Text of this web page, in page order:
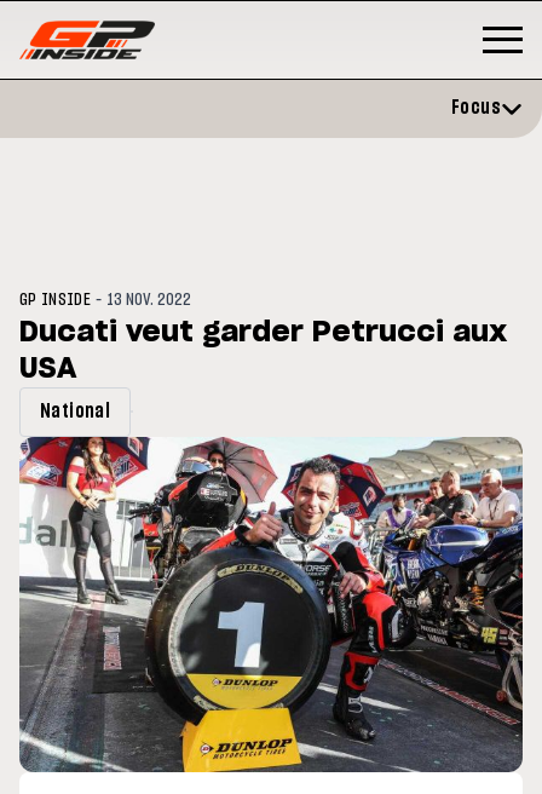
droite à Madrid
Focus
GP INSIDE - 13 NOV. 2022
Ducati veut garder Petrucci aux
USA
National